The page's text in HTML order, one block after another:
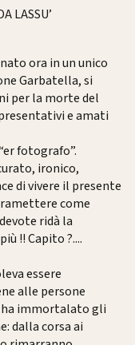
LASSU’
ora in un unico
Garbatella, si
per la morte del
e amati
fotografo”.
ironico,
di vivere il presente
come
ridà la
!! Capito ?....
essere
alle persone
ha immortalato gli
dalla corsa ai